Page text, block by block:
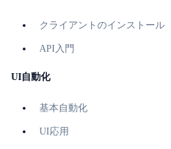
クライアントのインストール
API入門
UI自動化
基本自動化
UI応用